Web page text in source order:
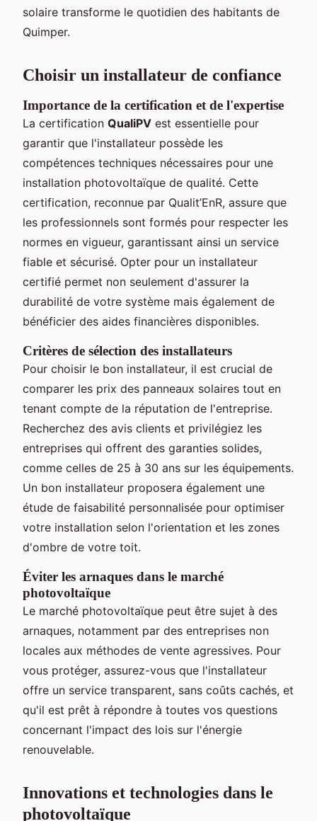
solaire transforme le quotidien des habitants de
Quimper.
Choisir un installateur de confiance
Importance de la certification et de l'expertise
La certification QualiPV est essentielle pour
garantir que l'installateur possède les
compétences techniques nécessaires pour une
installation photovoltaïque de qualité. Cette
certification, reconnue par Qualit’EnR, assure que
les professionnels sont formés pour respecter les
normes en vigueur, garantissant ainsi un service
fiable et sécurisé. Opter pour un installateur
certifié permet non seulement d'assurer la
durabilité de votre système mais également de
bénéficier des aides financières disponibles.
Critères de sélection des installateurs
Pour choisir le bon installateur, il est crucial de
comparer les prix des panneaux solaires tout en
tenant compte de la réputation de l'entreprise.
Recherchez des avis clients et privilégiez les
entreprises qui offrent des garanties solides,
comme celles de 25 à 30 ans sur les équipements.
Un bon installateur proposera également une
étude de faisabilité personnalisée pour optimiser
votre installation selon l'orientation et les zones
d'ombre de votre toit.
Éviter les arnaques dans le marché
photovoltaïque
Le marché photovoltaïque peut être sujet à des
arnaques, notamment par des entreprises non
locales aux méthodes de vente agressives. Pour
vous protéger, assurez-vous que l'installateur
offre un service transparent, sans coûts cachés, et
qu'il est prêt à répondre à toutes vos questions
concernant l'impact des lois sur l'énergie
renouvelable.
Innovations et technologies dans le
photovoltaïque